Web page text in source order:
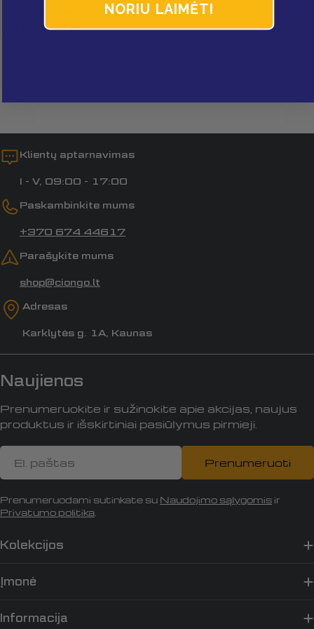
Laukai, pažymėti *, yra privalomi.
plastmasės bei
kitos dalys
Klientų aptarnavimas
I - V, 09:00 - 17:00
Paskambinkite mums
+370 674 44617
Parašykite mums
shop@ciongo.lt
Adresas
Karklytės g. 1A, Kaunas
Kolekcijos
Įmonė
Informacija
Naujienos
Prenumeruokite ir sužinokite apie akcijas, naujus
produktus ir išskirtiniai pasiūlymus pirmieji.
El.
paštas
Prenumeruoti
Prenumeruodami sutinkate su Naudojimo sąlygomis ir
Privatumo politika
NORIU LAIMĖTI